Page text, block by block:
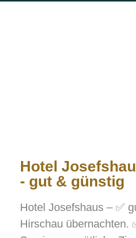
Hotel
- gut & günstig
Hotel Josefshaus – ✅
Hirschau übernachten.